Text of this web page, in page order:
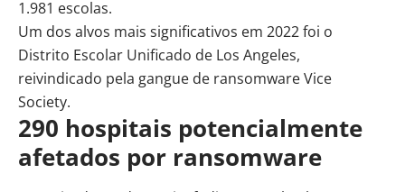
1.981 escolas.
Um dos alvos mais significativos em 2022 foi o
Distrito Escolar Unificado de Los Angeles,
reivindicado pela gangue de ransomware Vice
Society.
290 hospitais potencialmente
afetados por ransomware